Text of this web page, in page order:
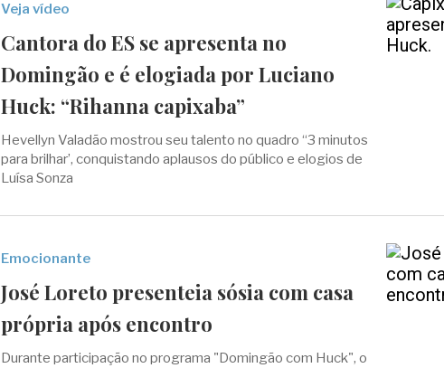
Veja vídeo
Cantora do ES se apresenta no
Domingão e é elogiada por Luciano
Huck: “Rihanna capixaba”
Hevellyn Valadão mostrou seu talento no quadro “3 minutos
para brilhar’, conquistando aplausos do público e elogios de
Luísa Sonza
Emocionante
José Loreto presenteia sósia com casa
própria após encontro
Durante participação no programa "Domingão com Huck", o